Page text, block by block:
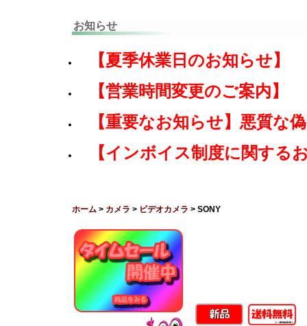
お知らせ
【夏季休業日のお知らせ】
【営業時間変更のご案内】
【重要なお知らせ】悪質な
【インボイス制度に関する
ホーム > カメラ > ビデオカメラ > SONY